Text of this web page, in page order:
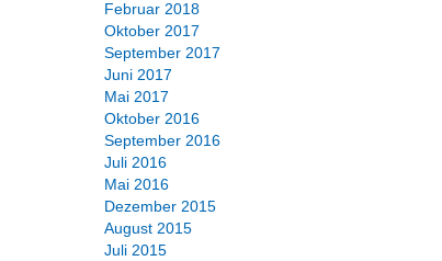
Februar 2018
Oktober 2017
September 2017
Juni 2017
Mai 2017
Oktober 2016
September 2016
Juli 2016
Mai 2016
Dezember 2015
August 2015
Juli 2015